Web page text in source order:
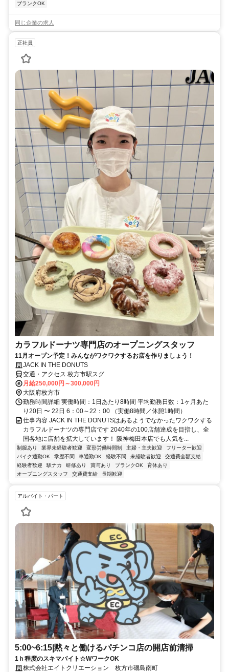
ブランクOK
同じ企業の求人
正社員
カラフルドーナツ専門店のオープニングスタッフ
11月オープン予定！みんながワクワクするお店を作りましょう！
JACK IN THE DONUTS
交通・アクセス 枚方市駅スグ
月給250,000円～300,000円
大阪府枚方市
勤務時間詳細 実働時間：1日あたり8時間 平均勤務日数：1ヶ月あた
り20日 〜 22日 6：00～22：00 （実働8時間／休憩1時間）
仕事内容 JACK IN THE DONUTSはあるようでなかったワクワクする
カラフルドーナツの専門店です 2040年の100店舗達成を目指し、全
国各地に店舗を拡大しています！ 阪神梅田本店でも人気を...
制服あり 業界未経験者歓迎 変形労働時間制 主婦・主夫歓迎
フリーター歓迎
バイク通勤OK
学歴不問 車通勤OK 経験不問 未経験者歓迎
交通費全額支給
経験者歓迎
駅ナカ 研修あり 賞与あり ブランクOK
育休あり
オープニングスタッフ
交通費支給 長期歓迎
アルバイト・パート
5:00~6:15|黙々と働けるパチンコ店の開店前清掃
1ｈ程度のスキマバイト☆WワークOK
株式会社エイトクリエーション 枚方市磯島南町